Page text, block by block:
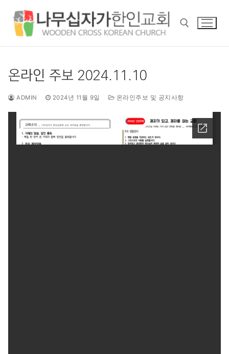
온라인 주보 2024.11.10
ADMIN 2024년 11월 9일 온라인주보 및 공지사항